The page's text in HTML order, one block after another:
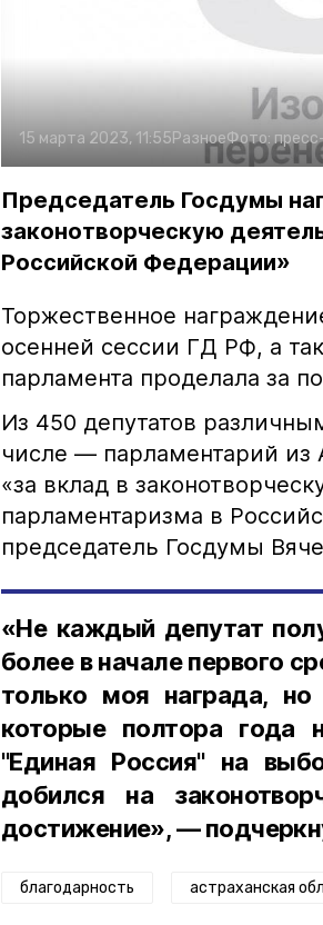
15 марта 2023, 11:55РазноеФото:
Председатель Госдумы
законотворческую
Российской Федерации»
Торжественное
осенней сессии ГД РФ, а
парламента проделала за
Из 450 депутатов
числе — парламентарий из
«за вклад в
парламентаризма в
председатель Госдумы
«Не каждый депутат
более в начале первого
только моя награда,
которые полтора года
"Единая Россия" на
добился на
достижение», —
благодарность астраханская